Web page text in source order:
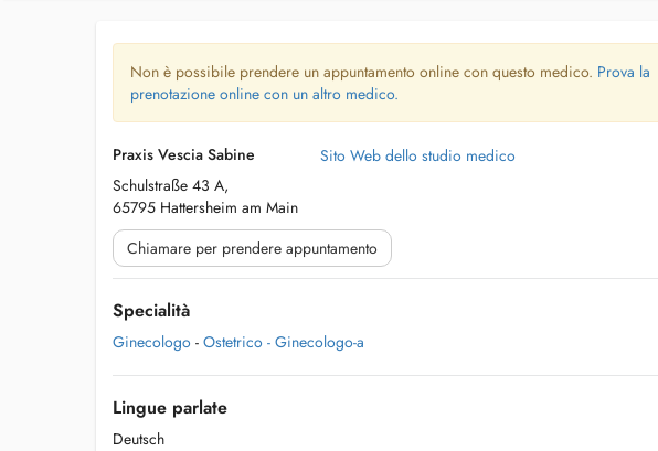
Non è possibile prendere un appuntamento online con questo medico. Prova la
prenotazione online con un altro medico.
Praxis Vescia Sabine
Schulstraße 43 A,
65795 Hattersheim am Main
Sito Web dello studio medico
Chiamare per prendere appuntamento
Specialità
Ginecologo - Ostetrico - Ginecologo-a
Lingue parlate
Deutsch